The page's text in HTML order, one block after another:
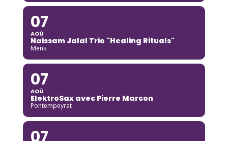
07
AOÛ
Naissam Jalal Trio "Healing Rituals"
Mens
07
AOÛ
ElektroSax avec Pierre Marcon
Pontempeyrat